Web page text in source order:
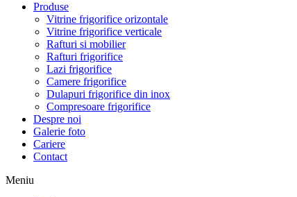
Produse
Vitrine frigorifice orizontale
Vitrine frigorifice verticale
Rafturi si mobilier
Rafturi frigorifice
Lazi frigorifice
Camere frigorifice
Dulapuri frigorifice din inox
Compresoare frigorifice
Despre noi
Galerie foto
Cariere
Contact
Meniu